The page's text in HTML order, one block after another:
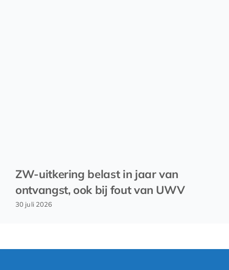
ZW-uitkering belast in jaar van
ontvangst, ook bij fout van UWV
30 juli 2026